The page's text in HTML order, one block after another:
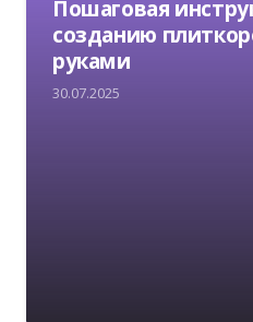
Пошаговая
созданию
руками
30.07.2025